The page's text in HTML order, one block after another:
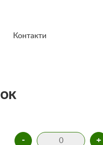
Контакти
- +